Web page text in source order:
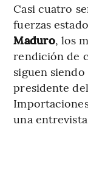
Casi cuatro
fuerzas
Maduro, los
rendición de
siguen siendo
presidente
una